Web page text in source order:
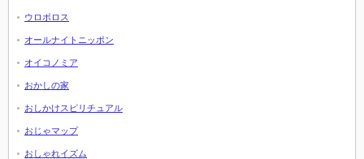
ウロボロス
オールナイトニッポン
オイコノミア
おかしの家
おしかけスピリチュアル
おじゃマップ
おしゃれイズム